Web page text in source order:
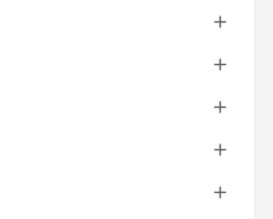




